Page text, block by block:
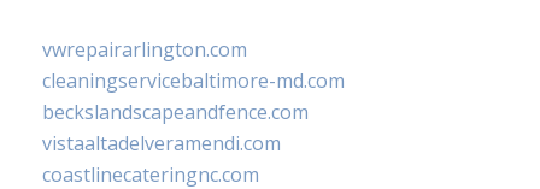
vwrepairarlington.com
cleaningservicebaltimore-md.com
beckslandscapeandfence.com
vistaaltadelveramendi.com
coastlinecateringnc.com